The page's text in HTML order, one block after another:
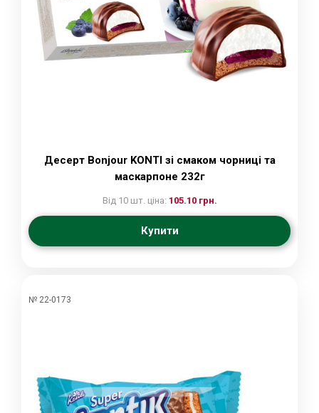
Десерт Bonjour KONTI зі смаком чорниці та
маскарпоне 232г
Від 10 шт. ціна: 105.10 грн.
Купити
№ 22-0173